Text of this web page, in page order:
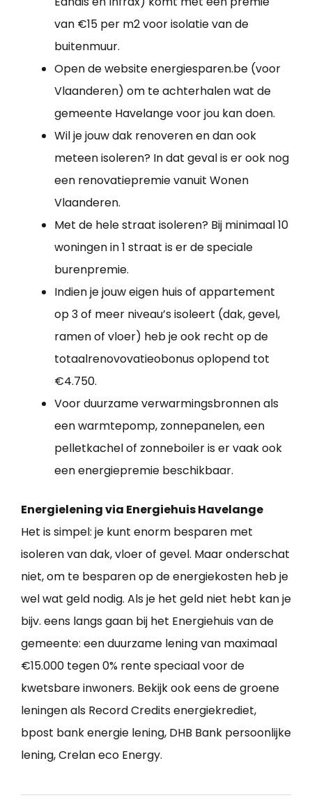
van €15 per m2 voor isolatie van de
buitenmuur.
Open de website energiesparen.be (voor
Vlaanderen) om te achterhalen wat de
gemeente Havelange voor jou kan doen.
Wil je jouw dak renoveren en dan ook
meteen isoleren? In dat geval is er ook nog
een renovatiepremie vanuit Wonen
Vlaanderen.
Met de hele straat isoleren? Bij minimaal 10
woningen in 1 straat is er de speciale
burenpremie.
Indien je jouw eigen huis of appartement
op 3 of meer niveau’s isoleert (dak, gevel,
ramen of vloer) heb je ook recht op de
totaalrenovovatieobonus oplopend tot
€4.750.
Voor duurzame verwarmingsbronnen als
een warmtepomp, zonnepanelen, een
pelletkachel of zonneboiler is er vaak ook
een energiepremie beschikbaar.
Energielening via Energiehuis Havelange
Het is simpel: je kunt enorm besparen met
isoleren van dak, vloer of gevel. Maar onderschat
niet, om te besparen op de energiekosten heb je
wel wat geld nodig. Als je het geld niet hebt kan je
bijv. eens langs gaan bij het Energiehuis van de
gemeente: een duurzame lening van maximaal
€15.000 tegen 0% rente speciaal voor de
kwetsbare inwoners. Bekijk ook eens de groene
leningen als Record Credits energiekrediet,
bpost bank energie lening, DHB Bank persoonlijke
lening, Crelan eco Energy.